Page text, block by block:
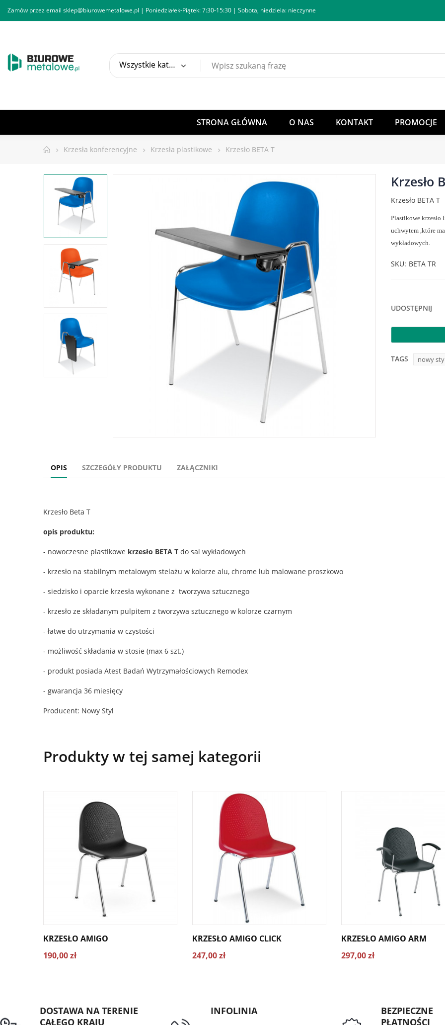
Zamów przez email sklep@biurowemetalowe.pl | Poniedziałek-Piątek: 7:30-15:30 | Sobota, niedziela: nieczynne
Wszystkie kategorie
STRONA GŁÓWNA O NAS KONTAKT PROMOCJE
Krzesła konferencyjne Krzesła plastikowe Krzesło BETA T
Krzesło
Krzesło BETA T
Plastikowe krzesło
uchwytem ,które
wykładowych.
SKU BETA TR
UDOSTĘPNIJ
TAGS nowy
OPIS SZCZEGÓŁY PRODUKTU ZAŁĄCZNIKI
Krzesło Beta T
opis produktu:
- nowoczesne plastikowe krzesło BETA T do sal wykładowych
- krzesło na stabilnym metalowym stelażu w kolorze alu, chrome lub malowane proszkowo
- siedzisko i oparcie krzesła wykonane z tworzywa sztucznego
- krzesło ze składanym pulpitem z tworzywa sztucznego w kolorze czarnym
- łatwe do utrzymania w czystości
- możliwość składania w stosie (max 6 szt.)
- produkt posiada Atest Badań Wytrzymałościowych Remodex
- gwarancja 36 miesięcy
Producent: Nowy Styl
Produkty w tej samej kategorii
KRZESŁO AMIGO
190,00 zł
KRZESŁO AMIGO CLICK
247,00 zł
KRZESŁO AMIGO ARM
297,00 zł
DOSTAWA NA TERENIE
CAŁEGO KRAJU
INFOLINIA
BEZPIECZNE
PŁATNOŚCI